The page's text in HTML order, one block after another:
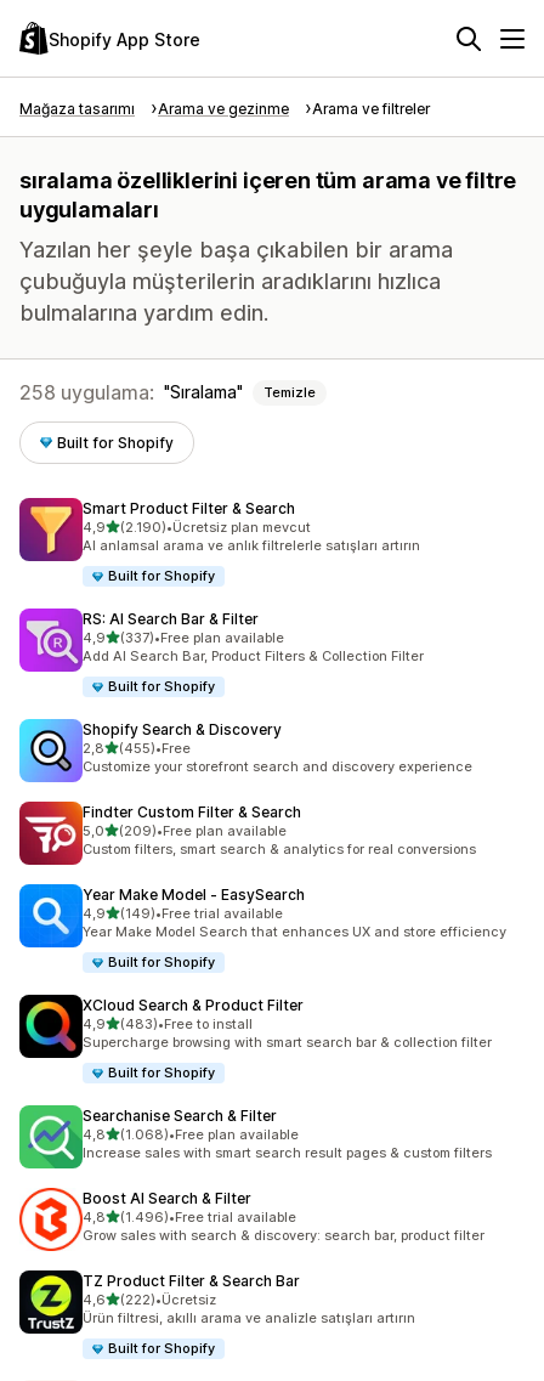
Shopify App Store
Mağaza tasarımı Arama ve gezinme Arama ve filtreler
sıralama özelliklerini içeren tüm arama ve filtre
uygulamaları
Yazılan her şeyle başa çıkabilen bir arama
çubuğuyla müşterilerin aradıklarını hızlıca
bulmalarına yardım edin.
258 uygulama: Sıralama Temizle
Built for Shopify
Smart Product Filter & Search
4,95 yıldız üzerinden
(2.190)
toplam 2190 değerlendirme
•Ücretsiz plan mevcut
AI anlamsal arama ve anlık filtrelerle satışları artırın
Built for Shopify
RS: AI Search Bar & Filter
4,95 yıldız üzerinden
(337)
toplam 337 değerlendirme
•Free plan available
Add AI Search Bar, Product Filters & Collection Filter
Built for Shopify
Shopify Search & Discovery
2,85 yıldız üzerinden
(455)
toplam 455 değerlendirme
•Free
Customize your storefront search and discovery experience
Findter Custom Filter & Search
5,05 yıldız üzerinden
(209)
toplam 209 değerlendirme
•Free plan available
Custom filters, smart search & analytics for real conversions
Year Make Model ‑ EasySearch
4,95 yıldız üzerinden
(149)
toplam 149 değerlendirme
•Free trial available
Year Make Model Search that enhances UX and store efficiency
Built for Shopify
XCloud Search & Product Filter
4,95 yıldız üzerinden
(483)
toplam 483 değerlendirme
•Free to install
Supercharge browsing with smart search bar & collection filter
Built for Shopify
Searchanise Search & Filter
4,85 yıldız üzerinden
(1.068)
toplam 1068 değerlendirme
•Free plan available
Increase sales with smart search result pages & custom filters
Boost AI Search & Filter
4,85 yıldız üzerinden
(1.496)
toplam 1496 değerlendirme
•Free trial available
Grow sales with search & discovery: search bar, product filter
TZ Product Filter & Search Bar
4,65 yıldız üzerinden
(222)
toplam 222 değerlendirme
•Ücretsiz
Ürün filtresi, akıllı arama ve analizle satışları artırın
Built for Shopify